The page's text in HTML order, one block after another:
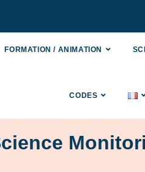
FORMATION / ANIMATION
CODES